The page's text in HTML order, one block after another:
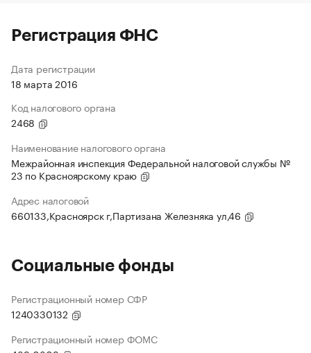
Регистрация ФНС
Дата регистрации
18 марта 2016
Код налогового органа
2468
Наименование налогового органа
Межрайонная инспекция Федеральной налоговой службы №
23 по Красноярскому краю
Адрес налоговой
660133,Красноярск г,Партизана Железняка ул,46
Социальные фонды
Регистрационный номер СФР
1240330132
Регистрационный номер ФОМС